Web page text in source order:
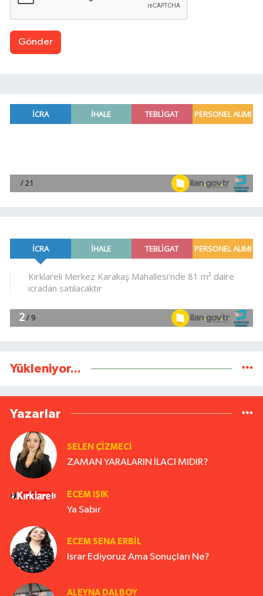
Gönder
Yükleniyor...
Yazarlar
SELEN ÇİZMECİ
ZAMAN YARALARIN İLACI MIDIR?
ECEM IŞIK
Ya Sabır
ECEM SENA ERBIL
Israr Ediyoruz Ama Sonuçları Ne?
ALEYNA DALBOY